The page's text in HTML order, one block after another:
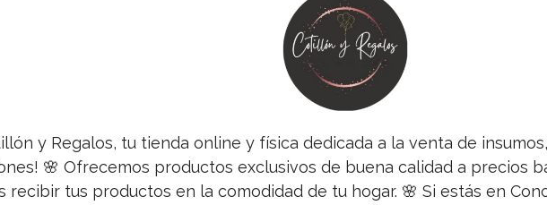
y Regalos, tu tienda online y física dedicada a la venta de
🌸 Ofrecemos productos exclusivos de buena calidad a precios
recibir tus productos en la comodidad de tu hogar. 🌸 Si estás en